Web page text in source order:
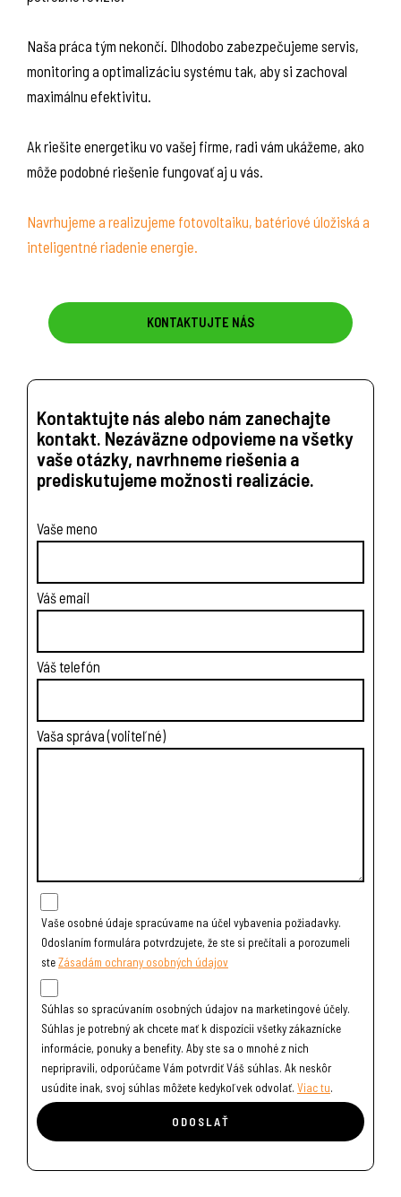
Naša práca tým nekončí. Dlhodobo zabezpečujeme servis,
monitoring a optimalizáciu systému tak, aby si zachoval
maximálnu efektivitu.
Ak riešite energetiku vo vašej firme, radi vám ukážeme, ako
môže podobné riešenie fungovať aj u vás.
Navrhujeme a realizujeme fotovoltaiku, batériové úložiská a
inteligentné riadenie energie.
KONTAKTUJTE NÁS
Kontaktujte nás alebo nám zanechajte
kontakt. Nezáväzne odpovieme na všetky
vaše otázky, navrhneme riešenia a
prediskutujeme možnosti realizácie.
Vaše meno
Váš email
Váš telefón
Vaša správa (voliteľné)
Vaše osobné údaje spracúvame na účel vybavenia požiadavky.
Odoslaním formulára potvrdzujete, že ste si prečítali a porozumeli
steZásadám ochrany osobných údajov
Súhlas so spracúvaním osobných údajov na marketingové účely.
Súhlas je potrebný ak chcete mať k dispozícii všetky zákaznícke
informácie, ponuky a benefity. Aby ste sa o mnohé z nich
nepripravili, odporúčame Vám potvrdiť Váš súhlas. Ak neskôr
usúdite inak, svoj súhlas môžete kedykoľvek odvolať. Viac tu.